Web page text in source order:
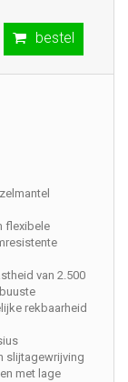
bestel
flexibele
van 2.500
rekbaarheid
slijtagewrijving
met lage